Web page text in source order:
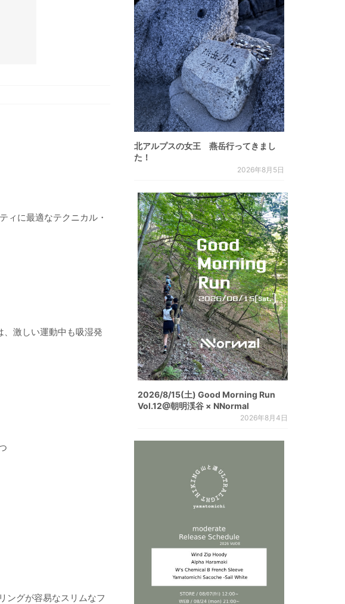
ィに最適なテクニカル・
激しい運動中も吸湿発
ングが容易なスリムなフ
北アルプスの女王 燕岳行ってきまし
た！
2026年8月5日
2026/8/15(土) Good Morning Run
Vol.12@朝明渓谷 × NNormal
2026年8月4日